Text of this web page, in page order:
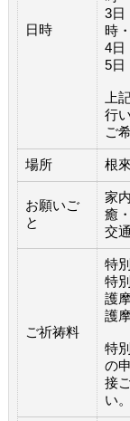
日時
3日
時
4日
5日
上
行
ご
場所 根
お願いご
と
家
癒
交
ご祈祷料
特
特
護
護
特
の
接
い。